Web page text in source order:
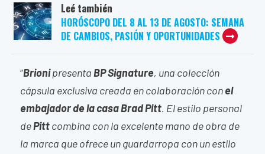
Leé también
HORÓSCOPO DEL 8 AL 13 DE AGOSTO: SEMANA
DE CAMBIOS, PASIÓN Y OPORTUNIDADES
“Brionipresenta BP Signature, una colección
cápsula exclusiva creada en colaboración conel
embajador de la casa Brad Pitt. El estilo personal
dePittcombina con la excelente mano de obra de
la marca que ofrece un guardarropa con un estilo